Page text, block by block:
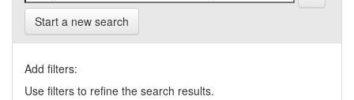
Start a new search
Add filters:
Use filters to refine the search results.